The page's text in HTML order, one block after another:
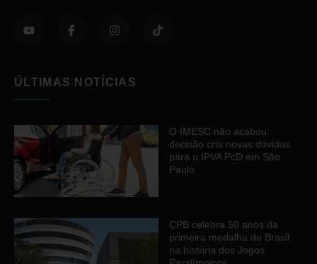
ÚLTIMAS NOTÍCIAS
O IMESC não acabou:
decisão cria novas dúvidas
para o IPVA PcD em São
Paulo
CPB celebra 50 anos da
primeira medalha do Brasil
na história dos Jogos